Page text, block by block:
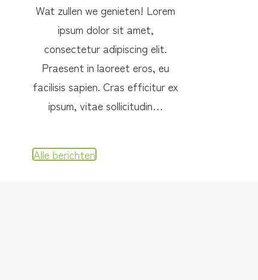
Wat zullen we genieten! Lorem
ipsum dolor sit amet,
consectetur adipiscing elit.
Praesent in laoreet eros, eu
facilisis sapien. Cras efficitur ex
ipsum, vitae sollicitudin…
Alle berichten